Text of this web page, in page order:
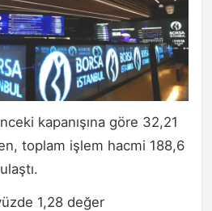
kapanışına göre 32,21
toplam işlem hacmi 188,6
1,28 değer